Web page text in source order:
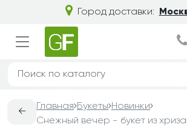
Город доставки:
←
Главная Букеты Новинки